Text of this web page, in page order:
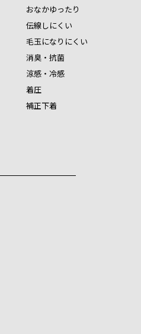
おなかゆったり
伝線しにくい
毛玉になりにくい
消臭・抗菌
涼感・冷感
着圧
補正下着